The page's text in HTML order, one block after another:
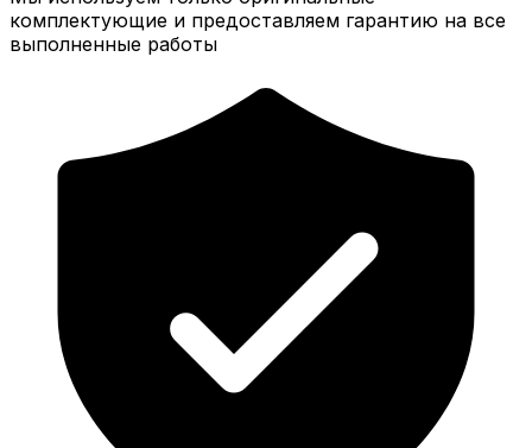
комплектующие и предоставляем гарантию на все
выполненные работы